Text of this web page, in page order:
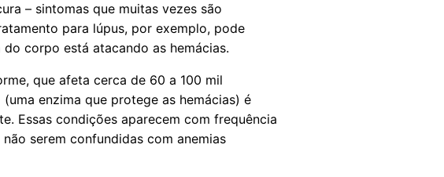
– sintomas que muitas vezes são
para lúpus, por exemplo, pode
corpo está atacando as hemácias.
que afeta cerca de 60 a 100 mil
enzima que protege as hemácias) é
Essas condições aparecem com frequência
serem confundidas com anemias